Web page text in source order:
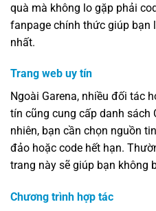
quà mà không lo gặp phải
fanpage chính thức giúp bạn
nhất.
Trang web uy tín
Ngoài Garena, nhiều đối tác
tín cũng cung cấp danh sách
nhiên, bạn cần chọn nguồn
đảo hoặc code hết hạn.
trang này sẽ giúp bạn không
Chương trình hợp tác